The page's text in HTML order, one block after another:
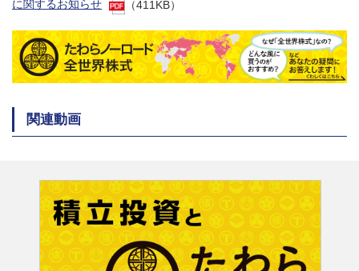
に関するお知らせ
（411KB）
関連動画